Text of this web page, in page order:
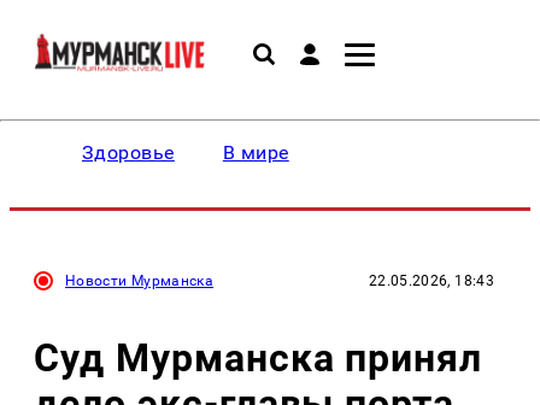
Здоровье В мире
Новости Мурманска 22.05.2026, 18:43
Суд Мурманска принял